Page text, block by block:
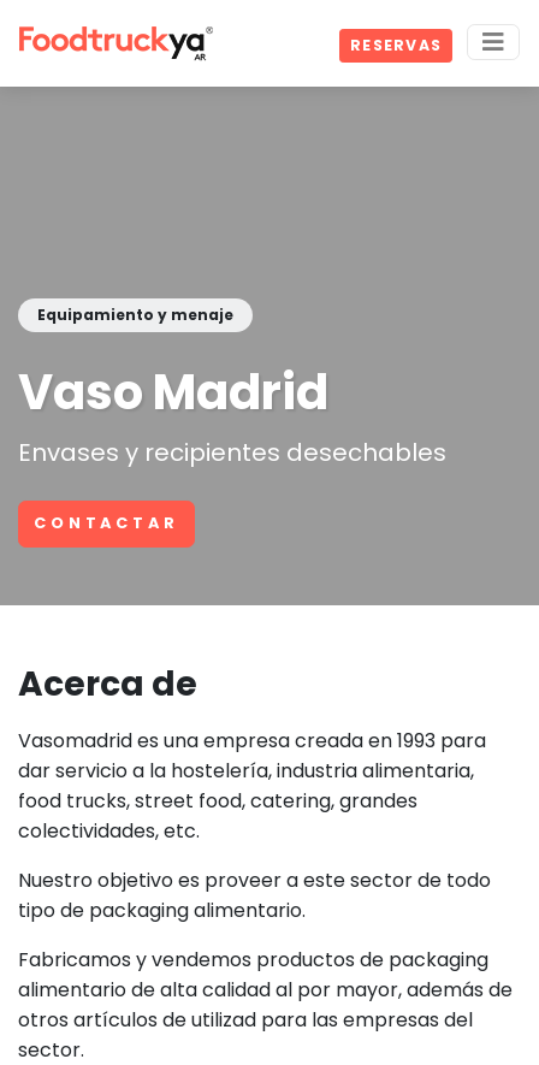
RESERVAS
Equipamiento y menaje
Vaso Madrid
Envases y recipientes desechables
CONTACTAR
Acerca de
Vasomadrid es una empresa creada en 1993 para
dar servicio a la hostelería, industria alimentaria,
food trucks, street food, catering, grandes
colectividades, etc.
Nuestro objetivo es proveer a este sector de todo
tipo de packaging alimentario.
Fabricamos y vendemos productos de packaging
alimentario de alta calidad al por mayor, además de
otros artículos de utilizad para las empresas del
sector.